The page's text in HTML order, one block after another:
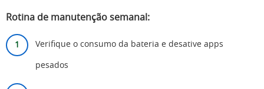
Rotina de manutenção semanal:
Verifique o consumo da bateria e desative apps
pesados